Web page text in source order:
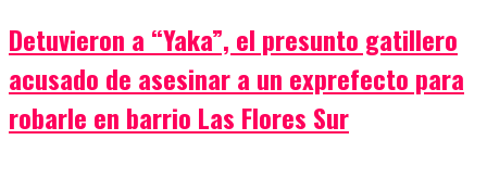
Detuvieron a “Yaka”, el presunto gatillero
acusado de asesinar a un exprefecto para
robarle en barrio Las Flores Sur